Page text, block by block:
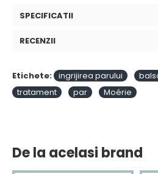
SPECIFICATII
RECENZII
Etichete: ingrijirea parului
tratament
par Moérie
De la acelasi brand